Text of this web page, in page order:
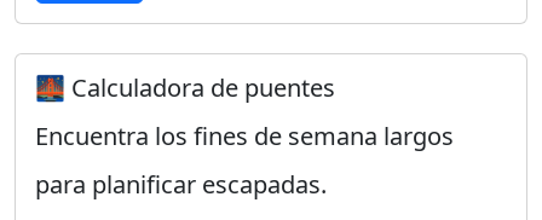
🌉 Calculadora de puentes
Encuentra los fines de semana largos
para planificar escapadas.